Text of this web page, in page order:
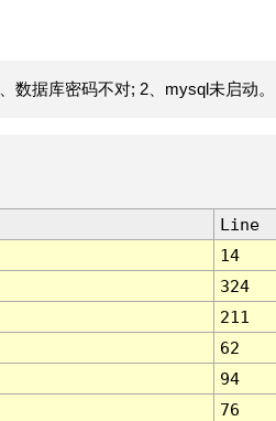
数据库密码不对; 2、mysql未启动。
Line
14
324
211
62
94
76